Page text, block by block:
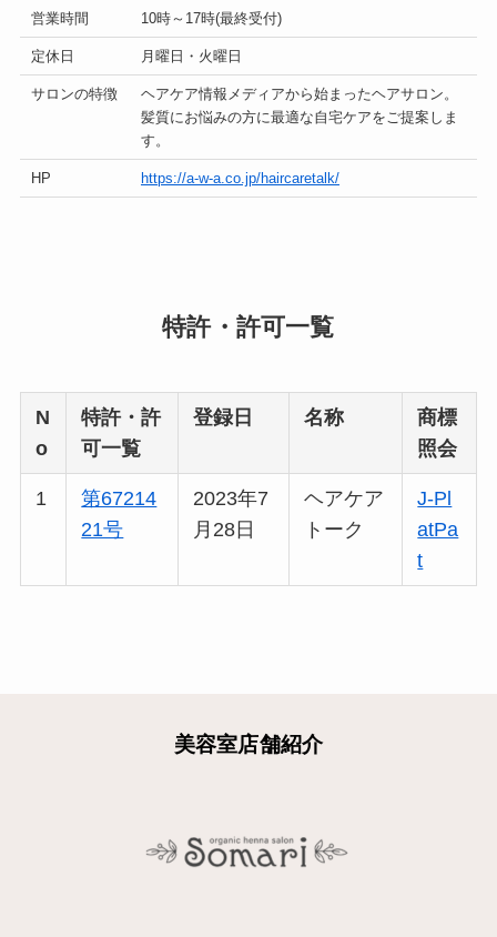
営業時間 10時～17時(最終受付)
定休日 月曜日・火曜日
サロンの特徴
ヘアケア情報メディアから始まったヘアサロン。
髪質にお悩みの方に最適な自宅ケアをご提案しま
す。
HP https://a-w-a.co.jp/haircaretalk/
特許・許可一覧
N
o
特許・許
可一覧
登録日 名称
商標
照会
1
第67214
21号
2023年7
月28日
ヘアケア
トーク
J-Pl
atPa
t
美容室店舗紹介